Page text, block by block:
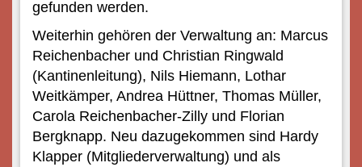
gefunden werden.
Weiterhin gehören der Verwaltung an: Marcus
Reichenbacher und Christian Ringwald
(Kantinenleitung), Nils Hiemann, Lothar
Weitkämper, Andrea Hüttner, Thomas Müller,
Carola Reichenbacher-Zilly und Florian
Bergknapp. Neu dazugekommen sind Hardy
Klapper (Mitgliederverwaltung) und als